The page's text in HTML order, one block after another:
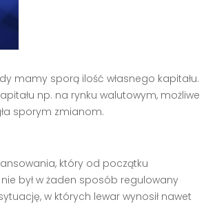
mamy sporą ilość własnego kapitału.
np. na rynku walutowym, możliwe
sporym zmianom.
który od początku
był w żaden sposób regulowany
w których lewar wynosił nawet